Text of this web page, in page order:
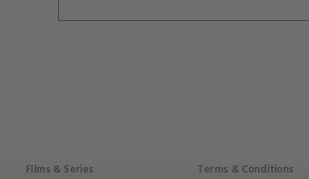
Films & Series Terms & Conditions